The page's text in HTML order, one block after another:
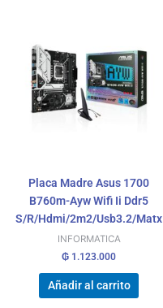
Placa Madre Asus 1700
B760m-Ayw Wifi Ii Ddr5
S/R/Hdmi/2m2/Usb3.2/Matx
INFORMATICA
₲ 1.123.000
Añadir al carrito